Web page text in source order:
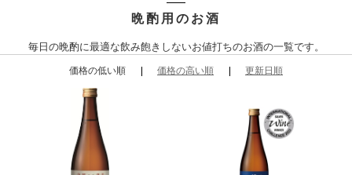
晩酌用のお酒
毎日の晩酌に最適な飲み飽きしないお値打ちのお酒の一覧です。
価格の低い順 価格の高い順 更新日順